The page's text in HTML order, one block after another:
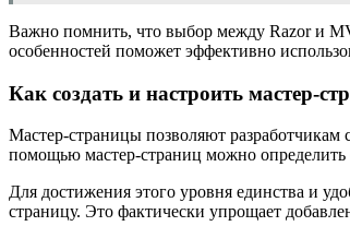
Важно помнить, что выбор между Razor и
особенностей поможет эффективно
Как создать и настроить мастер-
Мастер-страницы позволяют
помощью мастер-страниц можно определить
Для достижения этого уровня единства и
страницу. Это фактически упрощает